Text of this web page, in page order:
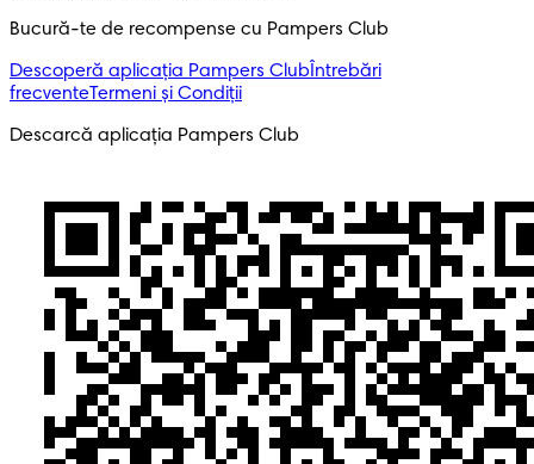
Bucură-te de recompense cu Pampers Club
Descoperă aplicația Pampers Club Întrebări
frecventeTermeni și Condiții
Descarcă aplicația Pampers Club